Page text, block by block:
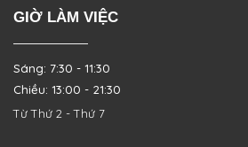
GIỜ LÀM VIỆC
Sáng: 7:30 - 11:30
Chiều: 13:00 - 21:30
Từ Thứ 2 - Thứ 7